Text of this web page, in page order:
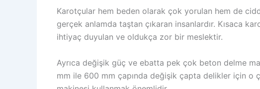
Karotçular hem beden olarak çok yorulan hem de
gerçek anlamda taştan çıkaran insanlardır. Kısaca
ihtiyaç duyulan ve oldukça zor bir meslektir.
Ayrıca değişik güç ve ebatta pek çok beton delme
mm ile 600 mm çapında değişik çapta delikler için o